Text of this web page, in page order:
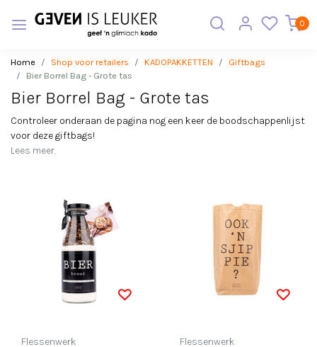
0
Home Shop voor retailers KADOPAKKETTEN
Giftbags
Bier Borrel Bag - Grote tas
Bier Borrel Bag - Grote tas
Controleer onderaan de pagina nog een keer de boodschappenlijst
voor deze giftbags!
Lees meer.
Flessenwerk Flessenwerk